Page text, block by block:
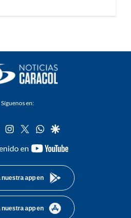
Síguenos en:
tiktok instagram
twitterwhatsapp
google
en
youtube-
app en
app en